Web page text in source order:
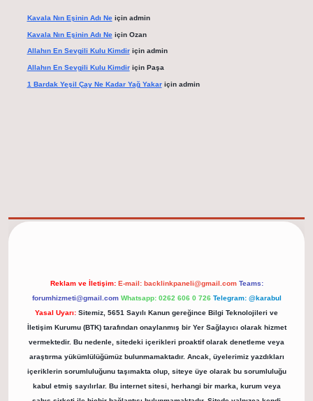
Kavala Nın Eşinin Adı Neiçin admin
Kavala Nın Eşinin Adı Neiçin Ozan
Allahın En Sevgili Kulu Kimdiriçin admin
Allahın En Sevgili Kulu Kimdiriçin Paşa
1 Bardak Yeşil Çay Ne Kadar Yağ Yakariçin admin
Reklam ve İletişim: E-mail: backlinkpaneli@gmail.com Teams:
forumhizmeti@gmail.com Whatsapp: 0262 606 0 726 Telegram: @karabul
Yasal Uyarı: Sitemiz, 5651 Sayılı Kanun gereğince Bilgi Teknolojileri ve
İletişim Kurumu (BTK) tarafından onaylanmış bir Yer Sağlayıcı olarak hizmet
vermektedir. Bu nedenle, sitedeki içerikleri proaktif olarak denetleme veya
araştırma yükümlülüğümüz bulunmamaktadır. Ancak, üyelerimiz yazdıkları
içeriklerin sorumluluğunu taşımakta olup, siteye üye olarak bu sorumluluğu
kabul etmiş sayılırlar. Bu internet sitesi, herhangi bir marka, kurum veya